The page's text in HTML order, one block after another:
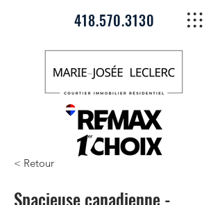
418.570.3130
< Retour
Spacieuse canadienne -